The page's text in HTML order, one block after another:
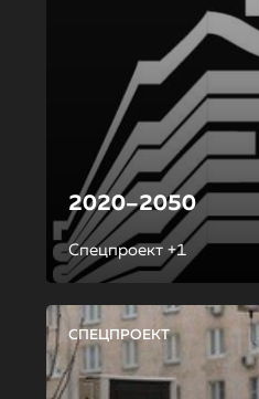
2020–2050
Спецпроект +1
СПЕЦПРОЕКТ